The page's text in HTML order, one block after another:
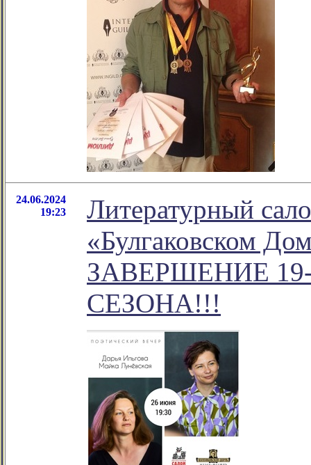
24.06.2024
19:23
Литературный
«Булгаковском
ЗАВЕРШЕНИЕ
СЕЗОНА!!!